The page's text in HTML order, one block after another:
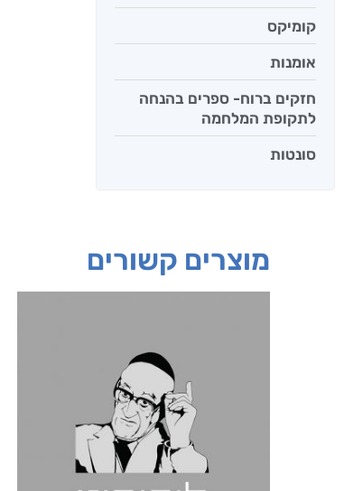
קומיקס
אומנות
חזקים ברוח- ספרים בהנחה
לתקופת המלחמה
סונטות
מוצרים קשורים